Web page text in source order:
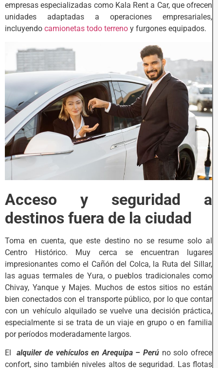
empresas especializadas como Kala Rent a Car, que ofrecen
unidades adaptadas a operaciones empresariales,
incluyendo camionetas todo terreno y furgones equipados.
Acceso y seguridad a
destinos fuera de la ciudad
Toma en cuenta, que este destino no se resume solo al
Centro Histórico. Muy cerca se encuentran lugares
impresionantes como el Cañón del Colca, la Ruta del Sillar,
las aguas termales de Yura, o pueblos tradicionales como
Chivay, Yanque y Majes. Muchos de estos sitios no están
bien conectados con el transporte público, por lo que contar
con un vehículo alquilado se vuelve una decisión práctica,
especialmente si se trata de un viaje en grupo o en familia
por períodos moderadamente largos.
Elalquiler de vehículos en Arequipa – Perú no solo ofrece
confort, sino también niveles altos de seguridad. Las flotas